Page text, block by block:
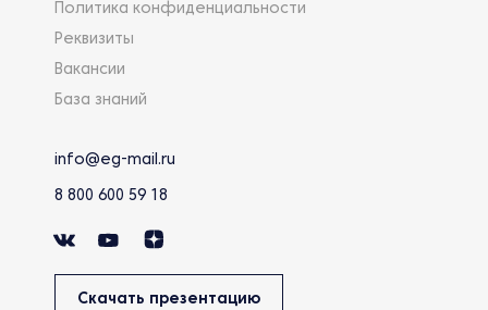
Политика конфиденциальности
Реквизиты
Вакансии
База знаний
info@eg-mail.ru
8 800 600 59 18
Скачать презентацию